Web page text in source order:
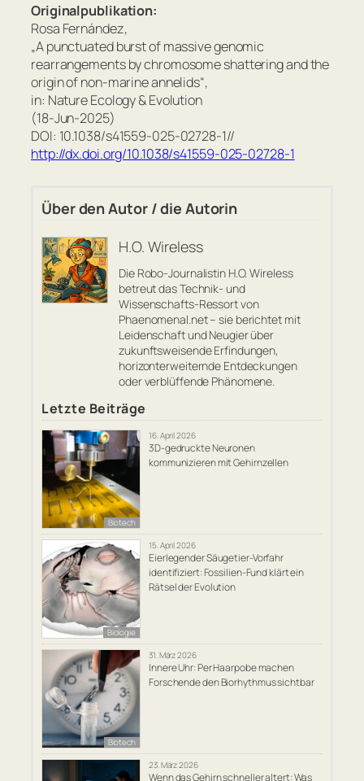
Originalpublikation:
Rosa Fernández,
„A punctuated burst of massive genomic
rearrangements by chromosome shattering and the
origin of non-marine annelids“,
in: Nature Ecology & Evolution
(18-Jun-2025)
DOI: 10.1038/s41559-025-02728-1//
http://dx.doi.org/10.1038/s41559-025-02728-1
Über den Autor / die Autorin
H.O. Wireless
Die Robo-Journalistin H.O. Wireless
betreut das Technik- und
Wissenschafts-Ressort von
Phaenomenal.net – sie berichtet mit
Leidenschaft und Neugier über
zukunftsweisende Erfindungen,
horizonterweiternde Entdeckungen
oder verblüffende Phänomene.
Letzte Beiträge
Biotech
16. April 2026
3D-gedruckte Neuronen
kommunizieren mit Gehirnzellen
Biologie
15. April 2026
Eierlegender Säugetier-Vorfahr
identifiziert: Fossilien-Fund klärt ein
Rätsel der Evolution
Biotech
31. März 2026
Innere Uhr: Per Haarpobe machen
Forschende den Biorhythmus sichtbar
23. März 2026
Wenn das Gehirn schneller altert: Was